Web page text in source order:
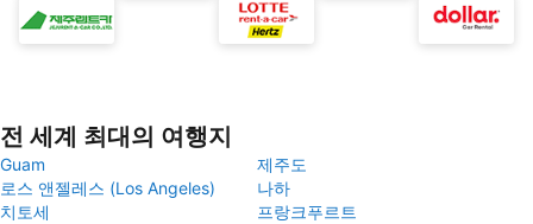
전 세계 최대의 여행지
Guam
제주도
로스 앤젤레스 (Los Angeles)
나하
치토세
프랑크푸르트